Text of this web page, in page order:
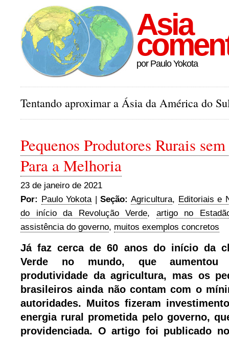
Asia
por Paulo Yokota
Tentando aproximar a Ásia da América do
Pequenos Produtores Rurais
Para a Melhoria
23 de janeiro de 2021
Por: Paulo Yokota|Seção: Agricultura, Editoriais e
do início da Revolução Verde, artigo no
assistência do governo, muitos exemplos concretos
Já faz cerca de 60 anos do início da
Verde no mundo, que aumentou
produtividade da agricultura, mas os
brasileiros ainda não contam com o
autoridades. Muitos fizeram
energia rural prometida pelo governo,
providenciada. O artigo foi publicado